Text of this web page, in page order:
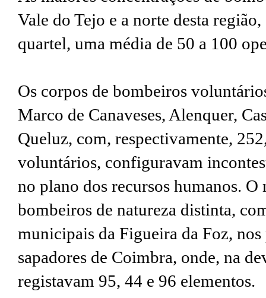
Vale do Tejo e a norte desta
quartel, uma média de 50 a 100
Os corpos de bombeiros
Marco de Canaveses, Alenquer,
Queluz, com, respectivamente,
voluntários, configuravam
no plano dos recursos humanos.
bombeiros de natureza distinta,
municipais da Figueira da Foz,
sapadores de Coimbra, onde, na
registavam 95, 44 e 96 elementos.